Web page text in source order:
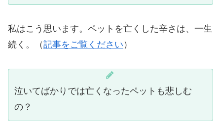
私はこう思います。ペットを亡くした辛さは、一生
続く。（記事をご覧ください ）
泣いてばかりでは亡くなったペットも悲しむ
の？